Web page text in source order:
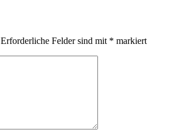
Erforderliche Felder sind mit * markiert